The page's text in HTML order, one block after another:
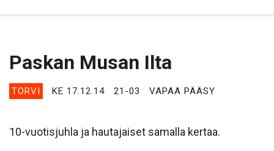
Paskan Musan Ilta
TORVI KE 17.12.14 21-03 VAPAA PÄÄSY
10-vuotisjuhla ja hautajaiset samalla kertaa.